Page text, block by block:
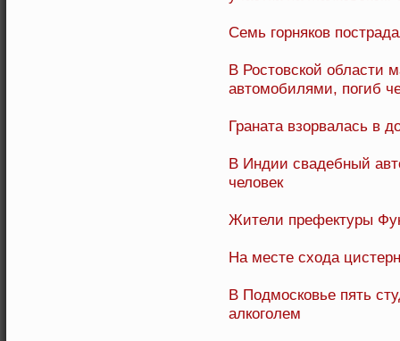
Семь горняков
В Ростовской области
автомобилями, погиб
Граната взорвалась в
В Индии свадебный
человек
Жители префектуры
На месте схода
В Подмосковье пять
алкоголем